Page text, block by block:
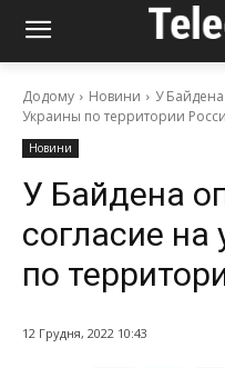
Додому Новини
У
Украины по территории
Новини
У Байдена
согласие
по
12 Грудня, 2022 10:43